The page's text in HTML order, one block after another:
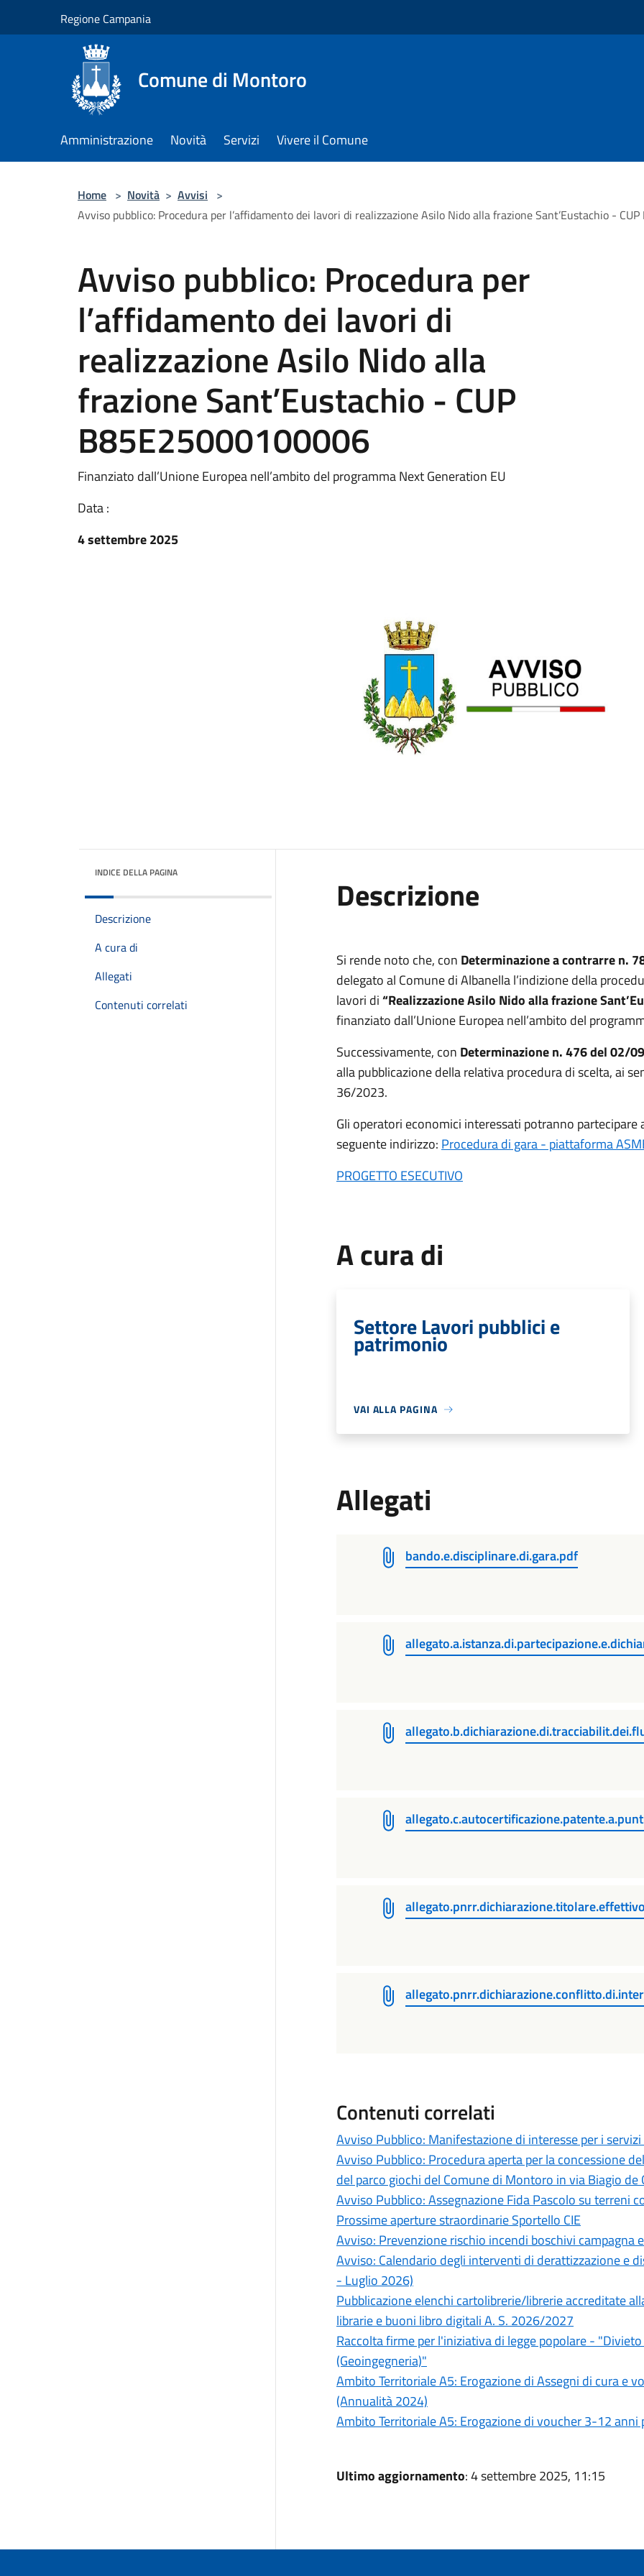
Regione Campania
Comune di Montoro
Amministrazione Novità Servizi Vivere il Comune
Home > Novità > Avvisi >
Avviso pubblico: Procedura per l’affidamento dei lavori di realizzazione Asilo Nido alla frazione Sant’Eustachio -
Avviso pubblico: Procedura per
l’affidamento dei lavori di
realizzazione Asilo Nido alla
frazione Sant’Eustachio - CUP
B85E25000100006
Finanziato dall’Unione Europea nell’ambito del programma Next Generation EU
Data :
4 settembre 2025
INDICE DELLA PAGINA
Descrizione
A cura di
Allegati
Contenuti correlati
Descrizione
Si rende noto che, con Determinazione a contrarre n.
delegato al Comune di Albanella l’indizione della
lavori di“Realizzazione Asilo Nido alla frazione
finanziato dall’Unione Europea nell’ambito del
Successivamente, con Determinazione n. 476 del 02/
alla pubblicazione della relativa procedura di scelta, ai
36/2023.
Gli operatori economici interessati potranno
seguente indirizzo: Procedura di gara - piattaforma
PROGETTO ESECUTIVO
A cura di
Settore Lavori pubblici e
patrimonio
VAI ALLA PAGINA
Allegati
bando.e.disciplinare.di.gara.pdf
allegato.pnrr.dichiarazione.titolare.effettivo
Contenuti correlati
Avviso Pubblico: Manifestazione di interesse per i
Avviso Pubblico: Procedura aperta per la concessione
del parco giochi del Comune di Montoro in via Biagio
Avviso Pubblico: Assegnazione Fida Pascolo su terreni
Prossime aperture straordinarie Sportello CIE
Avviso: Prevenzione rischio incendi boschivi campagna
Avviso: Calendario degli interventi di derattizzazione e
- Luglio 2026)
Pubblicazione elenchi cartolibrerie/librerie accreditate
librarie e buoni libro digitali A. S. 2026/2027
Raccolta firme per l'iniziativa di legge popolare -
(Geoingegneria)"
Ambito Territoriale A5: Erogazione di Assegni di cura e
(Annualità 2024)
Ambito Territoriale A5: Erogazione di voucher 3-12
Ultimo aggiornamento: 4 settembre 2025, 11:15